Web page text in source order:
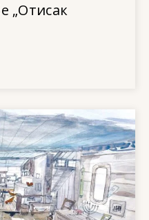
„Отисак